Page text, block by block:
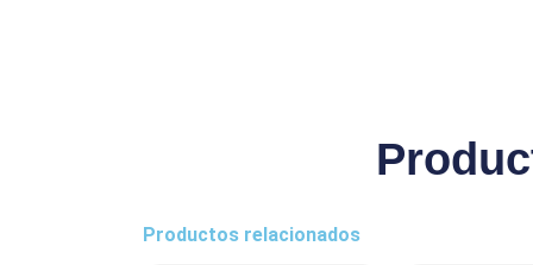
Productos relacionados